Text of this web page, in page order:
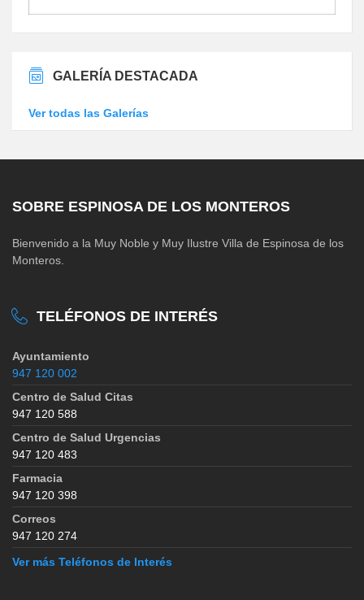
GALERÍA DESTACADA
Ver todas las Galerías
SOBRE ESPINOSA DE LOS MONTEROS
Bienvenido a la Muy Noble y Muy Ilustre Villa de Espinosa de los
Monteros.
TELÉFONOS DE INTERÉS
Ayuntamiento
947 120 002
Centro de Salud Citas
947 120 588
Centro de Salud Urgencias
947 120 483
Farmacia
947 120 398
Correos
947 120 274
Ver más Teléfonos de Interés